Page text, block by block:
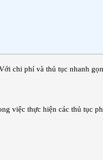
chi phí và thủ tục nhanh
việc thực hiện các thủ tục